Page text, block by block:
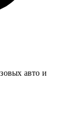
авто и